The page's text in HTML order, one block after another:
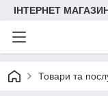
ІНТЕРНЕТ
Товари та